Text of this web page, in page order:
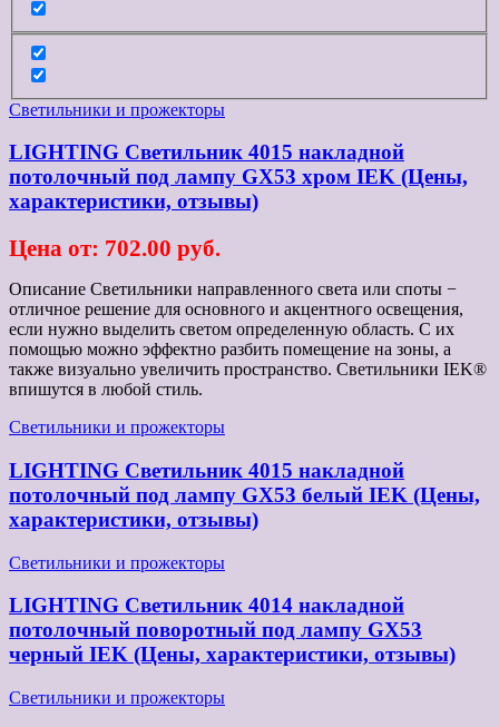
Светильники и прожекторы
LIGHTING Светильник 4015 накладной
потолочный под лампу GX53 хром IEK (Цены,
характеристики, отзывы)
Цена от: 702.00 руб.
Описание Светильники направленного света или споты −
отличное решение для основного и акцентного освещения,
если нужно выделить светом определенную область. С их
помощью можно эффектно разбить помещение на зоны, а
также визуально увеличить пространство. Светильники IEK®
впишутся в любой стиль.
Светильники и прожекторы
LIGHTING Светильник 4015 накладной
потолочный под лампу GX53 белый IEK (Цены,
характеристики, отзывы)
Светильники и прожекторы
LIGHTING Светильник 4014 накладной
потолочный поворотный под лампу GX53
черный IEK (Цены, характеристики, отзывы)
Светильники и прожекторы